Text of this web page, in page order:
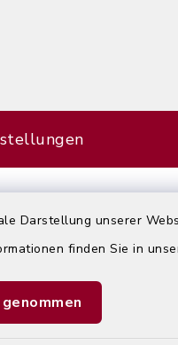
Darstellung unserer
finden Sie in
data
Page